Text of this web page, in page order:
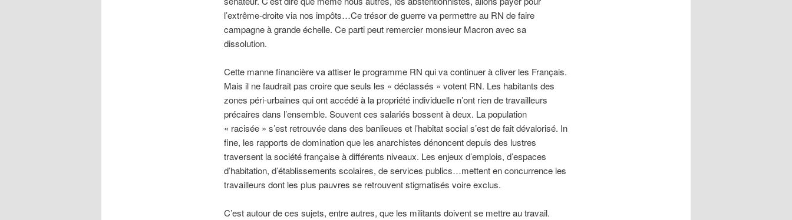
l’extrême-droite via nos impôts…Ce trésor de guerre va permettre au RN de faire
campagne à grande échelle. Ce parti peut remercier monsieur Macron avec sa
dissolution.
Cette manne financière va attiser le programme RN qui va continuer à cliver les Français.
Mais il ne faudrait pas croire que seuls les « déclassés » votent RN. Les habitants des
zones péri-urbaines qui ont accédé à la propriété individuelle n’ont rien de travailleurs
précaires dans l’ensemble. Souvent ces salariés bossent à deux. La population
« racisée » s’est retrouvée dans des banlieues et l’habitat social s’est de fait dévalorisé. In
fine, les rapports de domination que les anarchistes dénoncent depuis des lustres
traversent la société française à différents niveaux. Les enjeux d’emplois, d’espaces
d’habitation, d’établissements scolaires, de services publics…mettent en concurrence les
travailleurs dont les plus pauvres se retrouvent stigmatisés voire exclus.
C’est autour de ces sujets, entre autres, que les militants doivent se mettre au travail.